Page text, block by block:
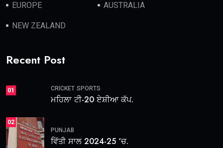
EUROPE AUSTRALIA
NEW ZEALAND
Recent Post
01 CRICKET SPORTS
ਮਹਿਲਾ ਟੀ-20 ਏਸ਼ੀਆ ਕੱਪ.
02
PUNJAB
ਵਿੱਤੀ ਸਾਲ 2024-25 ‘ਚ.